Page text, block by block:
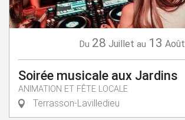
Du 28 Juillet au 13 Août
Soirée musicale aux Jardins
ANIMATION ET FÊTE LOCALE
Terrasson-Lavilledieu